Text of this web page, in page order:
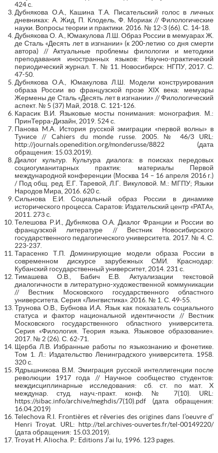
424 с.
Дубнякова О.А., Кашина Т.А. Писательский голос в личных
дневниках: А. Жид, П. Клодель, Ф. Мориак // Филологические
науки. Вопросы теории и практики. 2016. № 12-3 (66). С. 14-18.
Дубнякова О. А., Юмакулова Л.Ш. Образ России в мемуарах Ж.
де Сталь «Десять лет в изгнании» (к 200-летию со дня смерти
автора) // Актуальные проблемы филологии и методики
преподавания иностранных языков: Научно-практический
периодический журнал. Т. № 11. Новосибирск: НГПУ, 2017. С.
47-50.
Дубнякова О.А., Юмакулова Л.Ш. Модели конструирования
образа России во французской прозе XIX века: мемуары
Жермены де Сталь «Десять лет в изгнании» // Филологический
аспект. № 5 (37) Май, 2018. С. 121-126.
Карасик В.И. Языковые мосты понимания: монография. М.:
ПринТерра-Дизайн, 2019. 524 с.
Панова M.A. История русской эмиграции «первой волны» в
Тунисе // Cahiers du monde russe. 2005. № 46/3 URL:
http://journals.openedition.org/monderusse/8822 (дата
обращения: 15.03.2019).
Диалог культур. Культура диалога: в поисках передовых
социогуманитарных практик: материалы Первой
международной конференции (Москва 14 – 16 апреля 2016 г.)
/ Под общ. ред. Е.Г. Таревой, Л.Г. Викуловой. М.: МГПУ; Языки
Народов Мира, 2016. 620 с.
Сильнова Е.И. Социальный образ России в динамике
исторического процесса. Саратов: Издательский центр «РАТА»,
2011. 273 с.
Телешова Р.И., Дубнякова О.А. Диалог Франции и России во
французской литературе // Вестник Новосибирского
государственного педагогического университета. 2017. № 4. С.
223-237.
Тарасенко Т.П. Доминирующие модели образа России в
современном дискурсе зарубежных СМИ. Краснодар:
Кубанский государственный университет, 2014. 231 с.
Тимашева О.В., Бабич Е.В. Актуализации текстовой
диалогичности в литературно-художественной коммуникации
// Вестник Московского государственного областного
университета. Серия «Лингвистика». 2016. № 1. С. 49-55.
Трунова О.В., Бубнова И.А. Язык как показатель социального
статуса и фактор национальной идентичности // Вестник
Московского государственного областного университета.
Серия «Филология. Теория языка. Языковое образование».
2017. № 2 (26). С. 62-71.
Щерба Л.В. Избранные работы по языкознанию и фонетике.
Том 1. Л.: Издательство Ленинградского университета. 1958.
320 с.
Ядрышникова В.М. Эмиграция русской интеллигенции после
революции 1917 года // Научное сообщество студентов:
междисциплинарные исследования: сб. ст. по мат. X
междунар. студ. науч.-практ. конф. № 7(10). URL:
https://sibac.info/archive/meghdis/7(10).pdf (дата обращения:
16.04.2019)
Telechova R.I. Frontières et rêveries des origines dans l’oeuvre d’
Henri Troyat. URL: http://tel.archives-ouvertes.fr/tel-00149220/
(дата обращения: 15.03.2019).
Troyat H. Aliocha. P.: Editions J’ai lu, 1996. 123 pages.